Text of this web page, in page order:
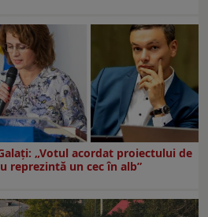
„Votul acordat proiectului de
reprezintă un cec în alb”